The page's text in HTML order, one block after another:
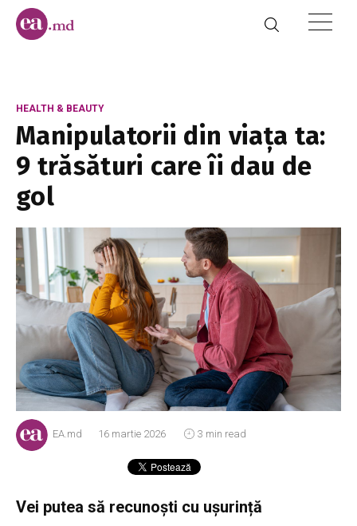
HEALTH & BEAUTY
Manipulatorii din viața ta:
9 trăsături care îi dau de
gol
EA.md 16 martie 2026 3 min read
Vei putea să recunoști cu ușurință